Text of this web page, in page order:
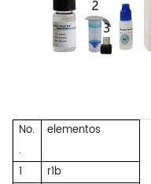
No.
.
elementos
1
r1b